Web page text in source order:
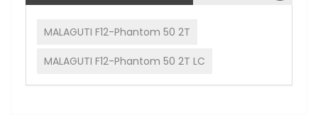
MALAGUTI F12-Phantom 50 2T
MALAGUTI F12-Phantom 50 2T LC